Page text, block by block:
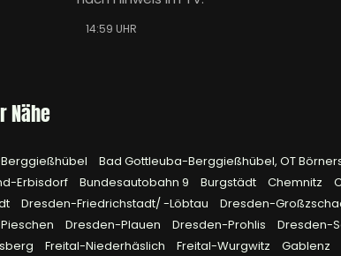
14:59 UHR
Nähe
Bad Gottleuba-Berggießhübel, OT
Erbisdorf Bundesautobahn 9 Burgstädt Chemnitz
Dresden-Friedrichstadt/ -Löbtau Dresden-
Dresden-Plauen Dresden-Prohlis Dresden-
Freital-Niederhäslich Freital-Wurgwitz Gablenz